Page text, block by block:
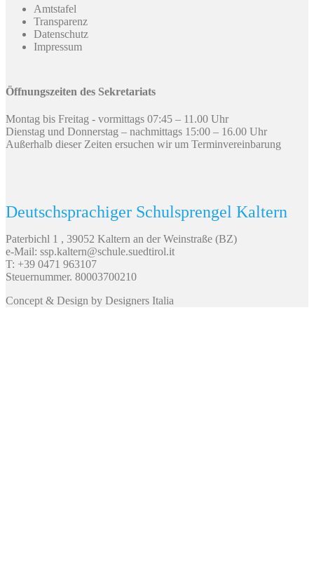
Amtstafel
Transparenz
Datenschutz
Impressum
Öffnungszeiten des Sekretariats
Montag bis Freitag - vormittags 07:45 – 11.00 Uhr
Dienstag und Donnerstag – nachmittags 15:00 – 16.00 Uhr
Außerhalb dieser Zeiten ersuchen wir um Terminvereinbarung
Deutschsprachiger Schulsprengel Kaltern
Paterbichl 1 , 39052 Kaltern an der Weinstraße (BZ)
e-Mail: ssp.kaltern@schule.suedtirol.it
T: +39 0471 963107
Steuernummer. 80003700210
Concept & Design by Designers Italia